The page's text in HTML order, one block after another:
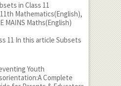
in Class 11
Mathematics(English),
MAINS Maths(English)
11 In this article Subsets
Youth
Complete